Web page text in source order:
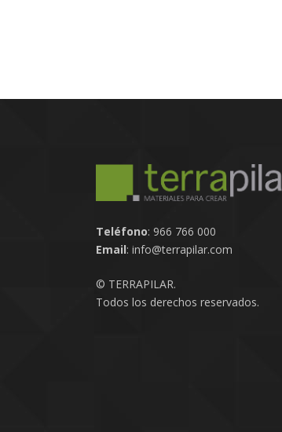
Teléfono: 966 766 000
Email: info@terrapilar.com
© TERRAPILAR.
Todos los derechos reservados.